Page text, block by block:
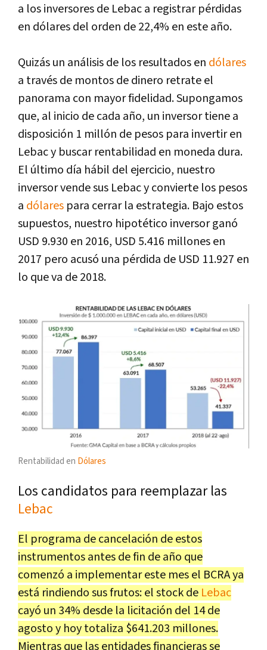
a los inversores de Lebac a registrar pérdidas
en dólares del orden de 22,4% en este año.
Quizás un análisis de los resultados en dólares
a través de montos de dinero retrate el
panorama con mayor fidelidad. Supongamos
que, al inicio de cada año, un inversor tiene a
disposición 1 millón de pesos para invertir en
Lebac y buscar rentabilidad en moneda dura.
El último día hábil del ejercicio, nuestro
inversor vende sus Lebac y convierte los pesos
a dólares para cerrar la estrategia. Bajo estos
supuestos, nuestro hipotético inversor ganó
USD 9.930 en 2016, USD 5.416 millones en
2017 pero acusó una pérdida de USD 11.927 en
lo que va de 2018.
Rentabilidad en Dólares
Los candidatos para reemplazar las
Lebac
El programa de cancelación de estos
instrumentos antes de fin de año que
comenzó a implementar este mes el BCRA ya
está rindiendo sus frutos: el stock de Lebac
cayó un 34% desde la licitación del 14 de
agosto y hoy totaliza $641.203 millones.
Mientras que las entidades financieras se